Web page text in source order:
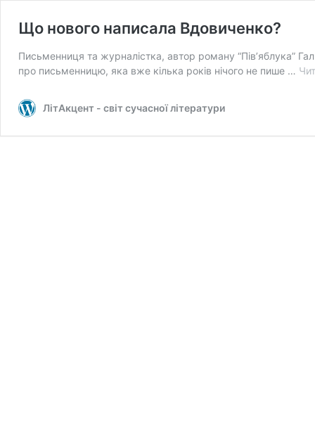
Що нового написала Вдовиченко?
Письменниця та журналістка, автор роману “Пів’яблука”
про письменницю, яка вже кілька років нічого не пише …
ЛітАкцент - світ сучасної літератури